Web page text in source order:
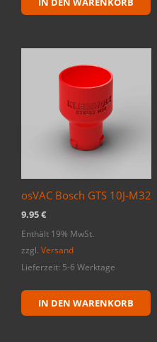
osVAC Bosch GTS 10J-M32
9.95€
Enthält 19% MwSt.
zzgl. Versand
Lieferzeit: 5-6 Werktage
IN DEN WARENKORB